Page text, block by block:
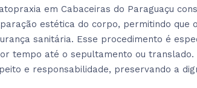
em Cabaceiras do Paraguaçu
estética do corpo, permitindo que
sanitária. Esse procedimento é
tempo até o sepultamento ou
e responsabilidade, preservando a